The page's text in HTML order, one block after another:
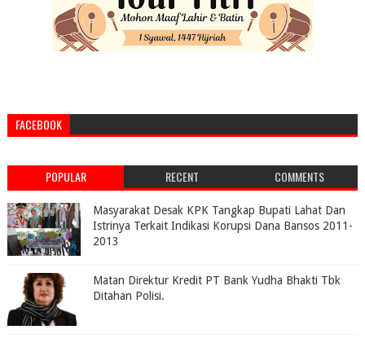
FACEBOOK
POPULAR RECENT COMMENTS
Masyarakat Desak KPK Tangkap Bupati Lahat Dan
Istrinya Terkait Indikasi Korupsi Dana Bansos 2011-
2013
Matan Direktur Kredit PT Bank Yudha Bhakti Tbk
Ditahan Polisi.